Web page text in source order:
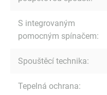
S integrovaným
pomocným spínačem:
Spouštěcí technika:
Tepelná ochrana: